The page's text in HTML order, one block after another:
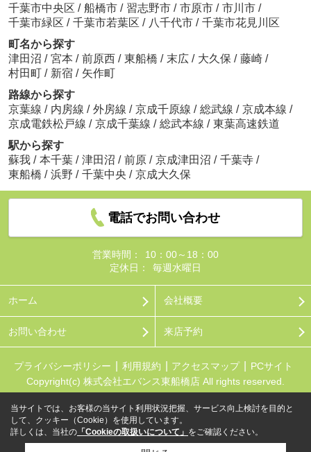
千葉市中央区 / 船橋市 / 習志野市 / 市原市 / 市川市 /
千葉市緑区 / 千葉市若葉区 / 八千代市 / 千葉市花見川区
町名から探す
津田沼 / 宮本 / 前原西 / 東船橋 / 末広 / 大久保 / 藤崎 /
村田町 / 新宿 / 矢作町
路線から探す
京葉線 / 内房線 / 外房線 / 京成千原線 / 総武線 / 京成本線 /
京成電鉄松戸線 / 京成千葉線 / 総武本線 / 東葉高速鉄道
駅から探す
蘇我 / 本千葉 / 津田沼 / 前原 / 京成津田沼 / 千葉寺 /
東船橋 / 浜野 / 千葉中央 / 京成大久保
電話でお問い合わせ
営業時間：
10：00～18：00
定休日：
毎週水曜日
ホーム 会社概要
お問い合わせ 来店予約
プライバシーポリシー 利用規約 アクセスマップ
PCサイト
Copyright(c) 株式会社エバンス東船橋店 All rights reserved.
当サイトでは、お客様の当サイト利用状況把握、サービス向上検討を目的と
して、クッキー（Cookie）を使用しています。
詳しくは、当社の 「Cookieの取扱いについて」 をご確認ください。